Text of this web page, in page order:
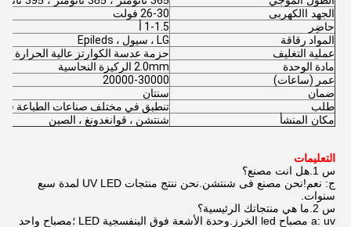
الجهد االكهربى
26-30 فولت
حاضِر
1-1.5 أ
المواد رقاقة
LG ، سيول ، Epileds
عملية التغليف
حزمة عدسة الكوارتز عالية الحرارة
مادة الوحدة
2.0mm الركيزة النحاسية
عمر (ساعات)
20000-30000
ضمان
سنتان
طلب
تنطبق في مختلف صناعات الطباعة
مكان المنشأ
شنتشن ، قوانغدونغ ، الصين
التعليمات
س 1.هل انت مصنع؟
ج: نعم!نحن مصنع فى شنتشن.نحن ننتج منتجات UV LED لمدة سبع
سنوات.
س 2.ما هي منتجاتك الرئيسية؟
a: uv مصباح led الخرز.وحدة الأشعة فوق البنفسجية LED ؛مصباح واحد